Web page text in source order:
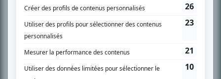
À propos
Nous contacter
Termes et conditions
Politique de confidentialité
Gestion du consentement